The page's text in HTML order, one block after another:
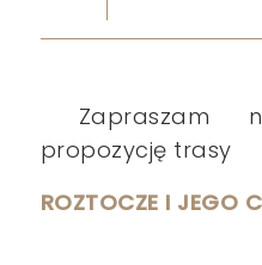
Zapraszam
propozycję trasy
ROZTOCZE I JEGO